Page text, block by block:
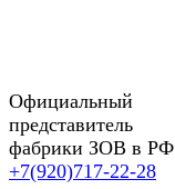
Официальный
представитель
фабрики ЗОВ в РФ
+7(920)717-22-28